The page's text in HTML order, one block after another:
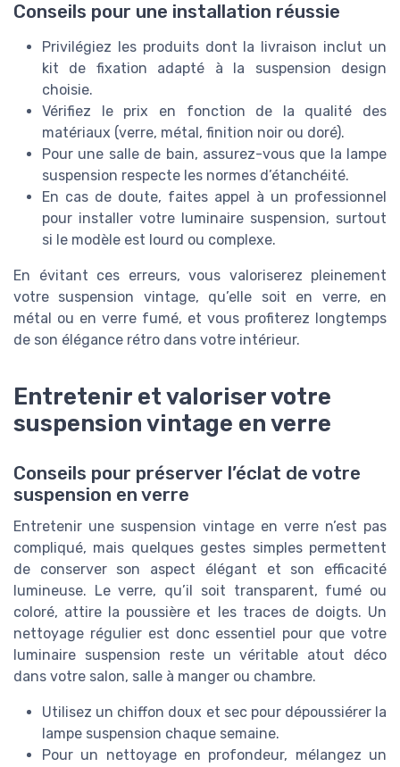
Conseils pour une installation réussie
Privilégiez les produits dont la livraison inclut un
kit de fixation adapté à la suspension design
choisie.
Vérifiez le prix en fonction de la qualité des
matériaux (verre, métal, finition noir ou doré).
Pour une salle de bain, assurez-vous que la lampe
suspension respecte les normes d’étanchéité.
En cas de doute, faites appel à un professionnel
pour installer votre luminaire suspension, surtout
si le modèle est lourd ou complexe.
En évitant ces erreurs, vous valoriserez pleinement
votre suspension vintage, qu’elle soit en verre, en
métal ou en verre fumé, et vous profiterez longtemps
de son élégance rétro dans votre intérieur.
Entretenir et valoriser votre
suspension vintage en verre
Conseils pour préserver l’éclat de votre
suspension en verre
Entretenir une suspension vintage en verre n’est pas
compliqué, mais quelques gestes simples permettent
de conserver son aspect élégant et son efficacité
lumineuse. Le verre, qu’il soit transparent, fumé ou
coloré, attire la poussière et les traces de doigts. Un
nettoyage régulier est donc essentiel pour que votre
luminaire suspension reste un véritable atout déco
dans votre salon, salle à manger ou chambre.
Utilisez un chiffon doux et sec pour dépoussiérer la
lampe suspension chaque semaine.
Pour un nettoyage en profondeur, mélangez un